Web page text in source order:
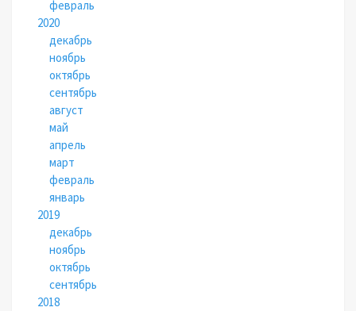
февраль
2020
декабрь
ноябрь
октябрь
сентябрь
август
май
апрель
март
февраль
январь
2019
декабрь
ноябрь
октябрь
сентябрь
2018